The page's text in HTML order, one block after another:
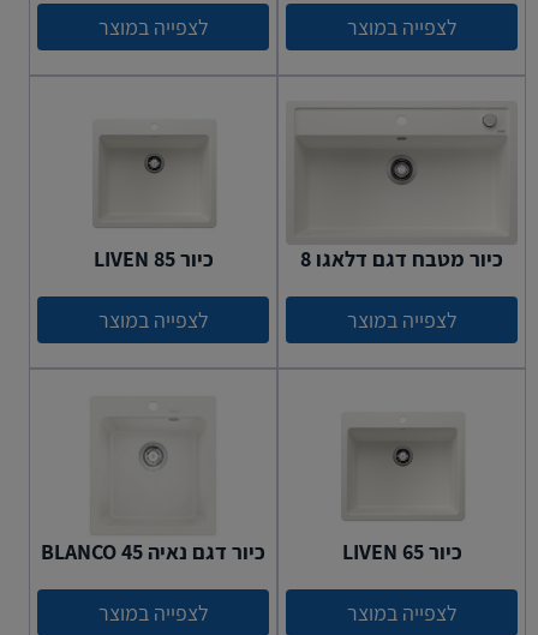
לצפייה במוצר לצפייה במוצר
כיור מטבח דגם דלאגו 8
לצפייה במוצר
כיור LIVEN 85
לצפייה במוצר
כיור LIVEN 65
לצפייה במוצר
כיור דגם נאיה 45 BLANCO
לצפייה במוצר